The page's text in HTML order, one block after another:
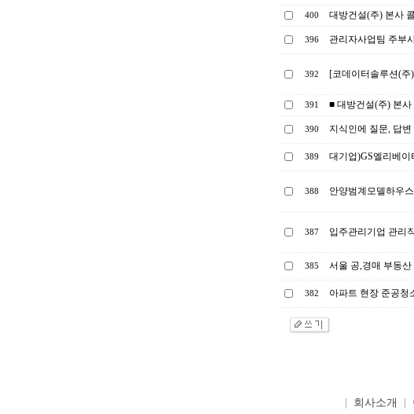
400 대방건설(주) 본사
396 관리자사업팀 주부
392 [코데이터솔루션(주
391 ■ 대방건설(주) 본
390 지식인에 질문, 답
389 대기업)GS엘리베
388 안양범계모델하우
387 입주관리기업 관리
385 서울 공,경매 부동
382 아파트 현장 준공청
회사소개